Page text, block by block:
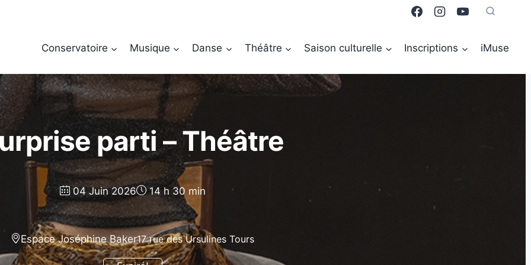
Conservatoire Musique Danse Théâtre Saison culturelle Inscriptions iMuse
parti – Théâtre
04 Juin 2026 14 h 30 min
Espace Joséphine Baker17 rue des Ursulines Tours